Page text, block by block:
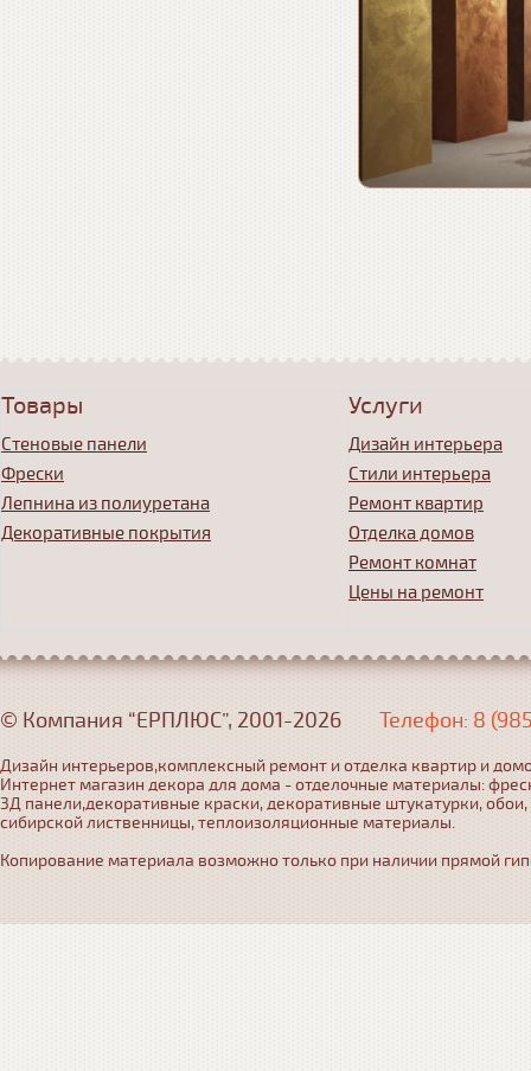
Товары
Стеновые панели
Фрески
Лепнина из полиуретана
Декоративные покрытия
Услуги
Дизайн интерьера
Стили интерьера
Ремонт квартир
Отделка домов
Ремонт комнат
Цены на ремонт
© Компания “ЕРПЛЮС”, 2001-2026 Телефон: 8
Дизайн интерьеров,комплексный ремонт и отделка квартир и
Интернет магазин декора для дома - отделочные материалы:
3Д панели,декоративные краски, декоративные штукатурки,
сибирской лиственницы, теплоизоляционные материалы.
Копирование материала возможно только при наличии прямой